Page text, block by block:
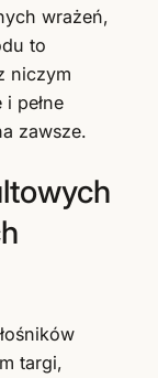
wrażeń,
to
niczym
pełne
zawsze.
targi,